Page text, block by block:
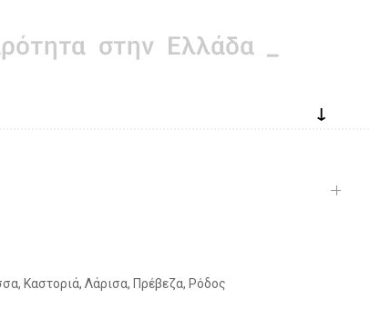
↓
Καστοριά, Λάρισα, Πρέβεζα, Ρόδος